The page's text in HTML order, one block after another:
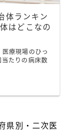
体ランキン
はどこなの
療現場のひっ
たりの病床数
県別・二次医